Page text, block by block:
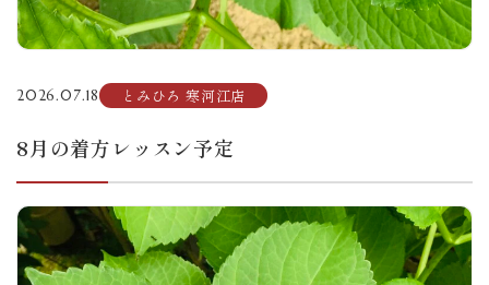
2026.07.18 とみひろ 寒河江店
8月の着方レッスン予定